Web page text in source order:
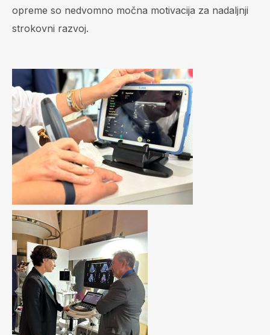
opreme so nedvomno močna motivacija za nadaljnji
strokovni razvoj.